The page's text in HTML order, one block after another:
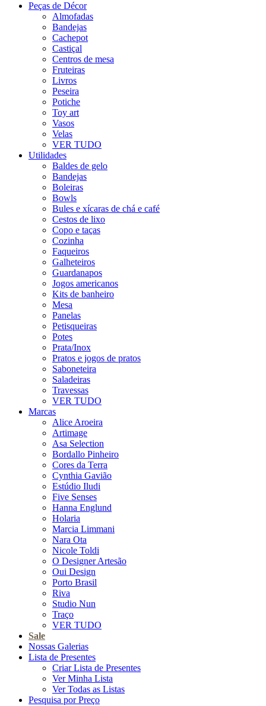
Peças de Décor
Almofadas
Bandejas
Cachepot
Castiçal
Centros de mesa
Fruteiras
Livros
Peseira
Potiche
Toy art
Vasos
Velas
VER TUDO
Utilidades
Baldes de gelo
Bandejas
Boleiras
Bowls
Bules e xícaras de chá e café
Cestos de lixo
Copo e taças
Cozinha
Faqueiros
Galheteiros
Guardanapos
Jogos americanos
Kits de banheiro
Mesa
Panelas
Petisqueiras
Potes
Prata/Inox
Pratos e jogos de pratos
Saboneteira
Saladeiras
Travessas
VER TUDO
Marcas
Alice Aroeira
Artimage
Asa Selection
Bordallo Pinheiro
Cores da Terra
Cynthia Gavião
Estúdio Iludi
Five Senses
Hanna Englund
Holaria
Marcia Limmani
Nara Ota
Nicole Toldi
O Designer Artesão
Oui Design
Porto Brasil
Riva
Studio Nun
Traço
VER TUDO
Sale
Nossas Galerias
Lista de Presentes
Criar Lista de Presentes
Ver Minha Lista
Ver Todas as Listas
Pesquisa por Preço